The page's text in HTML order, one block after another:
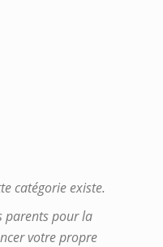
catégorie existe.
parents pour la
votre propre